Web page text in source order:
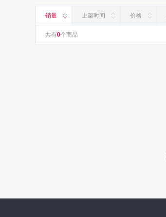
销量 上架时间 价格
共有0个商品